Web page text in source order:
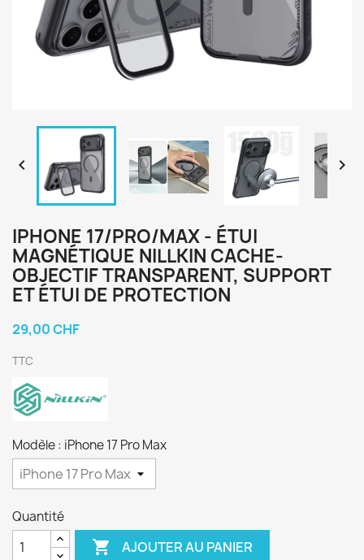
 
IPHONE 17/PRO/MAX - ÉTUI
MAGNÉTIQUE NILLKIN CACHE-
OBJECTIF TRANSPARENT, SUPPORT
ET ÉTUI DE PROTECTION
29,00 CHF
TTC
Modèle : iPhone 17 Pro Max
Quantité
 AJOUTER AU PANIER